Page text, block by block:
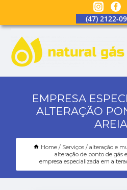
(47) 2122-
EMPRESA
ALTERAÇÃO
Home Serviços
alteração e
alteração de ponto de gás
empresa especializada em